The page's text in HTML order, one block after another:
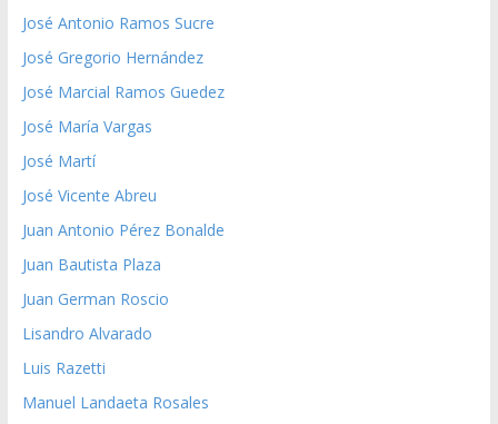
José Antonio Ramos Sucre
José Gregorio Hernández
José Marcial Ramos Guedez
José María Vargas
José Martí
José Vicente Abreu
Juan Antonio Pérez Bonalde
Juan Bautista Plaza
Juan German Roscio
Lisandro Alvarado
Luis Razetti
Manuel Landaeta Rosales